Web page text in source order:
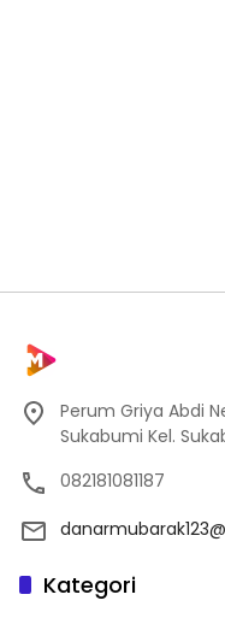
Perum Griya Abdi
Sukabumi Kel.
082181081187
Kategori